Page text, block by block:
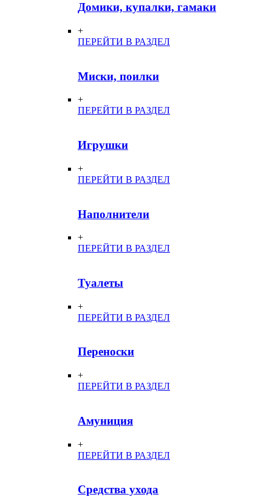
Домики, купалки, гамаки
+
ПЕРЕЙТИ В РАЗДЕЛ
Миски, поилки
+
ПЕРЕЙТИ В РАЗДЕЛ
Игрушки
+
ПЕРЕЙТИ В РАЗДЕЛ
Наполнители
+
ПЕРЕЙТИ В РАЗДЕЛ
Туалеты
+
ПЕРЕЙТИ В РАЗДЕЛ
Переноски
+
ПЕРЕЙТИ В РАЗДЕЛ
Амуниция
+
ПЕРЕЙТИ В РАЗДЕЛ
Средства ухода